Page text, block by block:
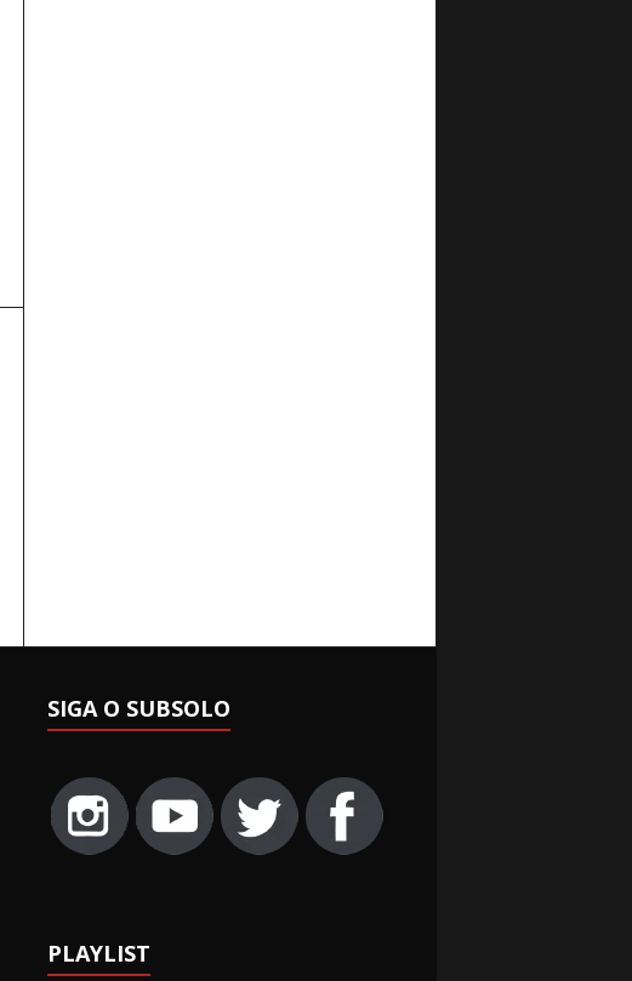
SIGA O SUBSOLO
PLAYLIST